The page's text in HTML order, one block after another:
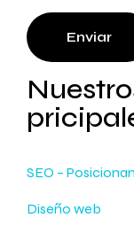
Enviar
SEO –
Diseño web